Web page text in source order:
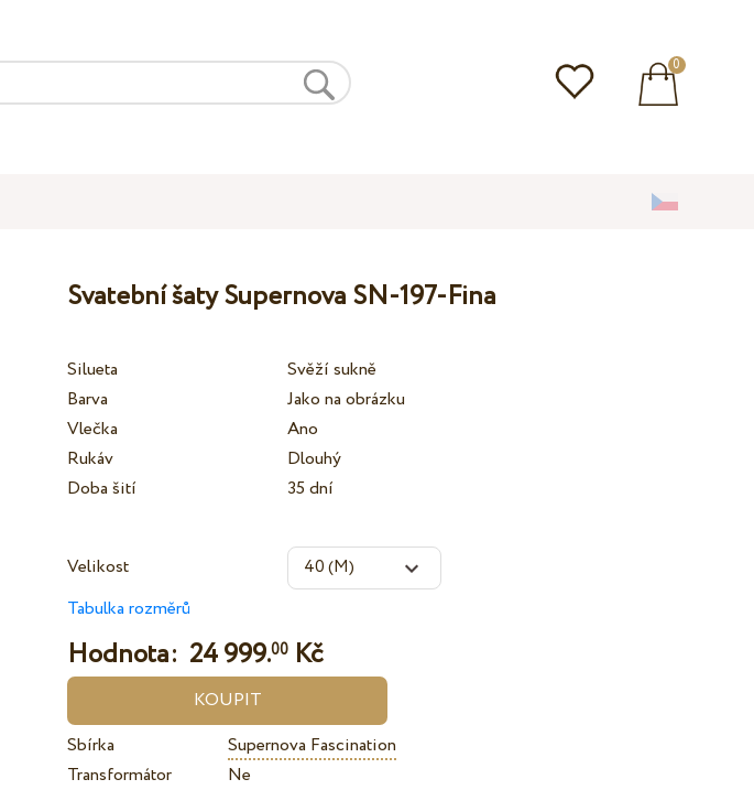
0
Svatební šaty Supernova SN-197-Fina
Silueta
Svěží sukně
Barva
Jako na obrázku
Vlečka
Ano
Rukáv
Dlouhý
Doba šití
35 dní
Velikost
Tabulka rozměrů
Hodnota: 24 999.00 Kč
Sbírka
Supernova Fascination
Transformátor
Ne